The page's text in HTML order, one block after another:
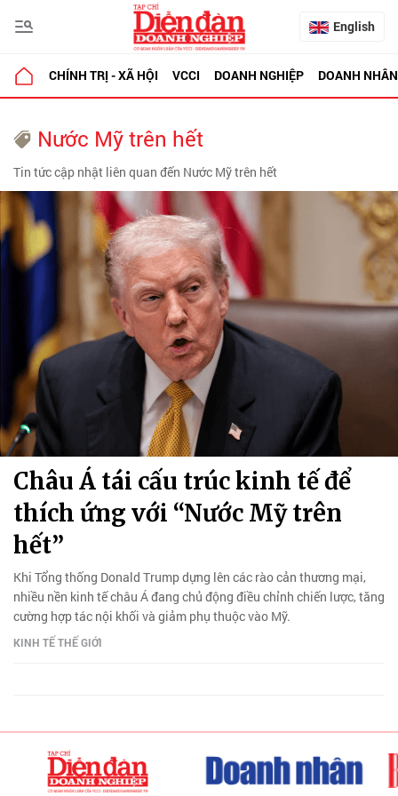
English
CHÍNH TRỊ - XÃ HỘI VCCI DOANH NGHIỆP DOANH NHÂN
Nước Mỹ trên hết
Tin tức cập nhật liên quan đến Nước Mỹ trên hết
Châu Á tái cấu trúc kinh tế để
thích ứng với “Nước Mỹ trên
hết”
Khi Tổng thống Donald Trump dựng lên các rào cản thương mại,
nhiều nền kinh tế châu Á đang chủ động điều chỉnh chiến lược, tăng
cường hợp tác nội khối và giảm phụ thuộc vào Mỹ.
KINH TẾ THẾ GIỚI